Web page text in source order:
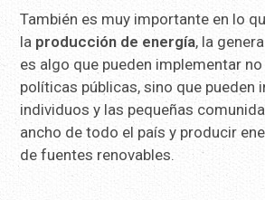
También es muy importante en lo
la producción de energía, la
es algo que pueden implementar
políticas públicas, sino que pueden
individuos y las pequeñas
ancho de todo el país y producir
de fuentes renovables.